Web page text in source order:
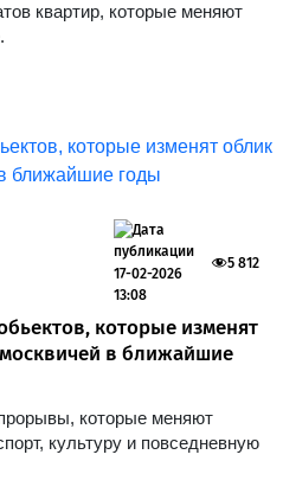
квартир, которые меняют
которые изменят
в ближайшие
которые меняют
культуру и повседневную
5 812
17-02-2026
13:08